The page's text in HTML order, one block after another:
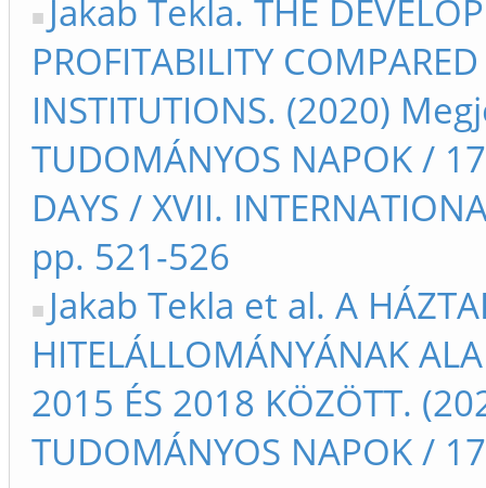
Jakab Tekla. THE
PROFITABILITY
INSTITUTIONS. (2020)
TUDOMÁNYOS NAPOK /
DAYS / XVII.
pp. 521-526
Jakab Tekla et al. A
HITELÁLLOMÁNYÁNAK
2015 ÉS 2018 KÖZÖTT.
TUDOMÁNYOS NAPOK /